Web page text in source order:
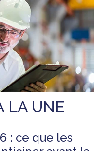
LA UNE
: ce que les